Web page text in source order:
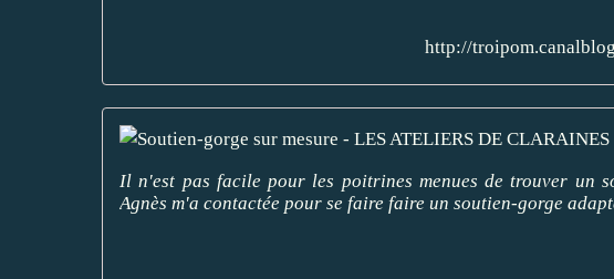
http://
Il n'est pas facile pour les poitrines menues de trouver un
Agnès m'a contactée pour se faire faire un soutien-gorge